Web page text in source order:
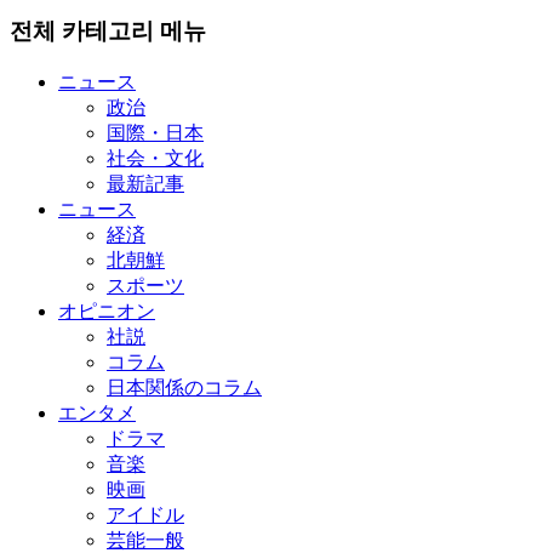
전체 카테고리 메뉴
ニュース
政治
国際・日本
社会・文化
最新記事
ニュース
経済
北朝鮮
スポーツ
オピニオン
社説
コラム
日本関係のコラム
エンタメ
ドラマ
音楽
映画
アイドル
芸能一般